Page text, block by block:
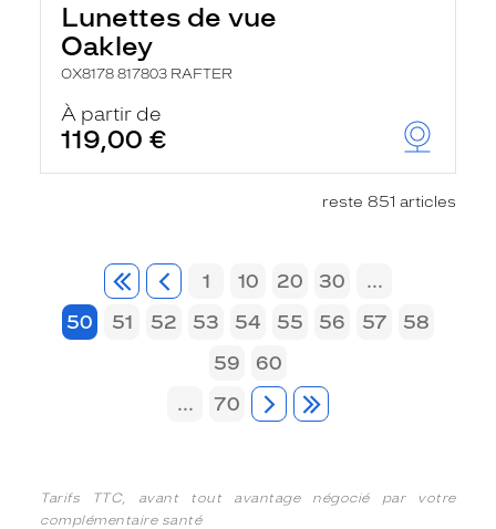
Lunettes de vue
Oakley
OX8178 817803 RAFTER
À partir de
119,00 €
reste 851 articles
1 10 20 30
...
50
51 52 53 54 55 56 57
58
59
60
...
70
Tarifs TTC, avant tout avantage négocié par votre
complémentaire santé